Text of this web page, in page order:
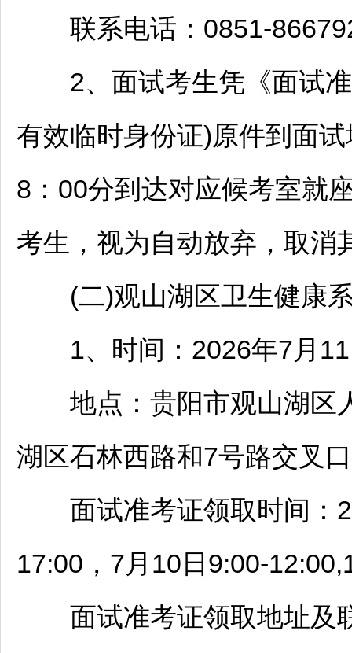
联系电话：0851-
2、面试考生凭《面试准
有效临时身份证)原件到面
8：00分到达对应候考室就
考生，视为自动放弃，取消
(二)观山湖区卫生健康
1、时间：2026年7月11
地点： 贵阳市观山湖区
湖区石林西路和7号路交叉口
面试准考证领取时间：
17:00，7月10日9:00-
面试准考证领取地址及